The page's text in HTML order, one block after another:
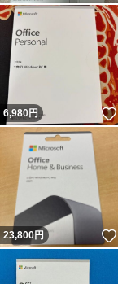
6,980円
23,800円